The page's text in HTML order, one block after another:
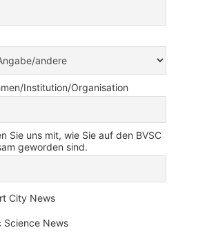
Institution/Organisation
Sie uns mit, wie Sie auf den BVSC
geworden sind.
City News
Science News